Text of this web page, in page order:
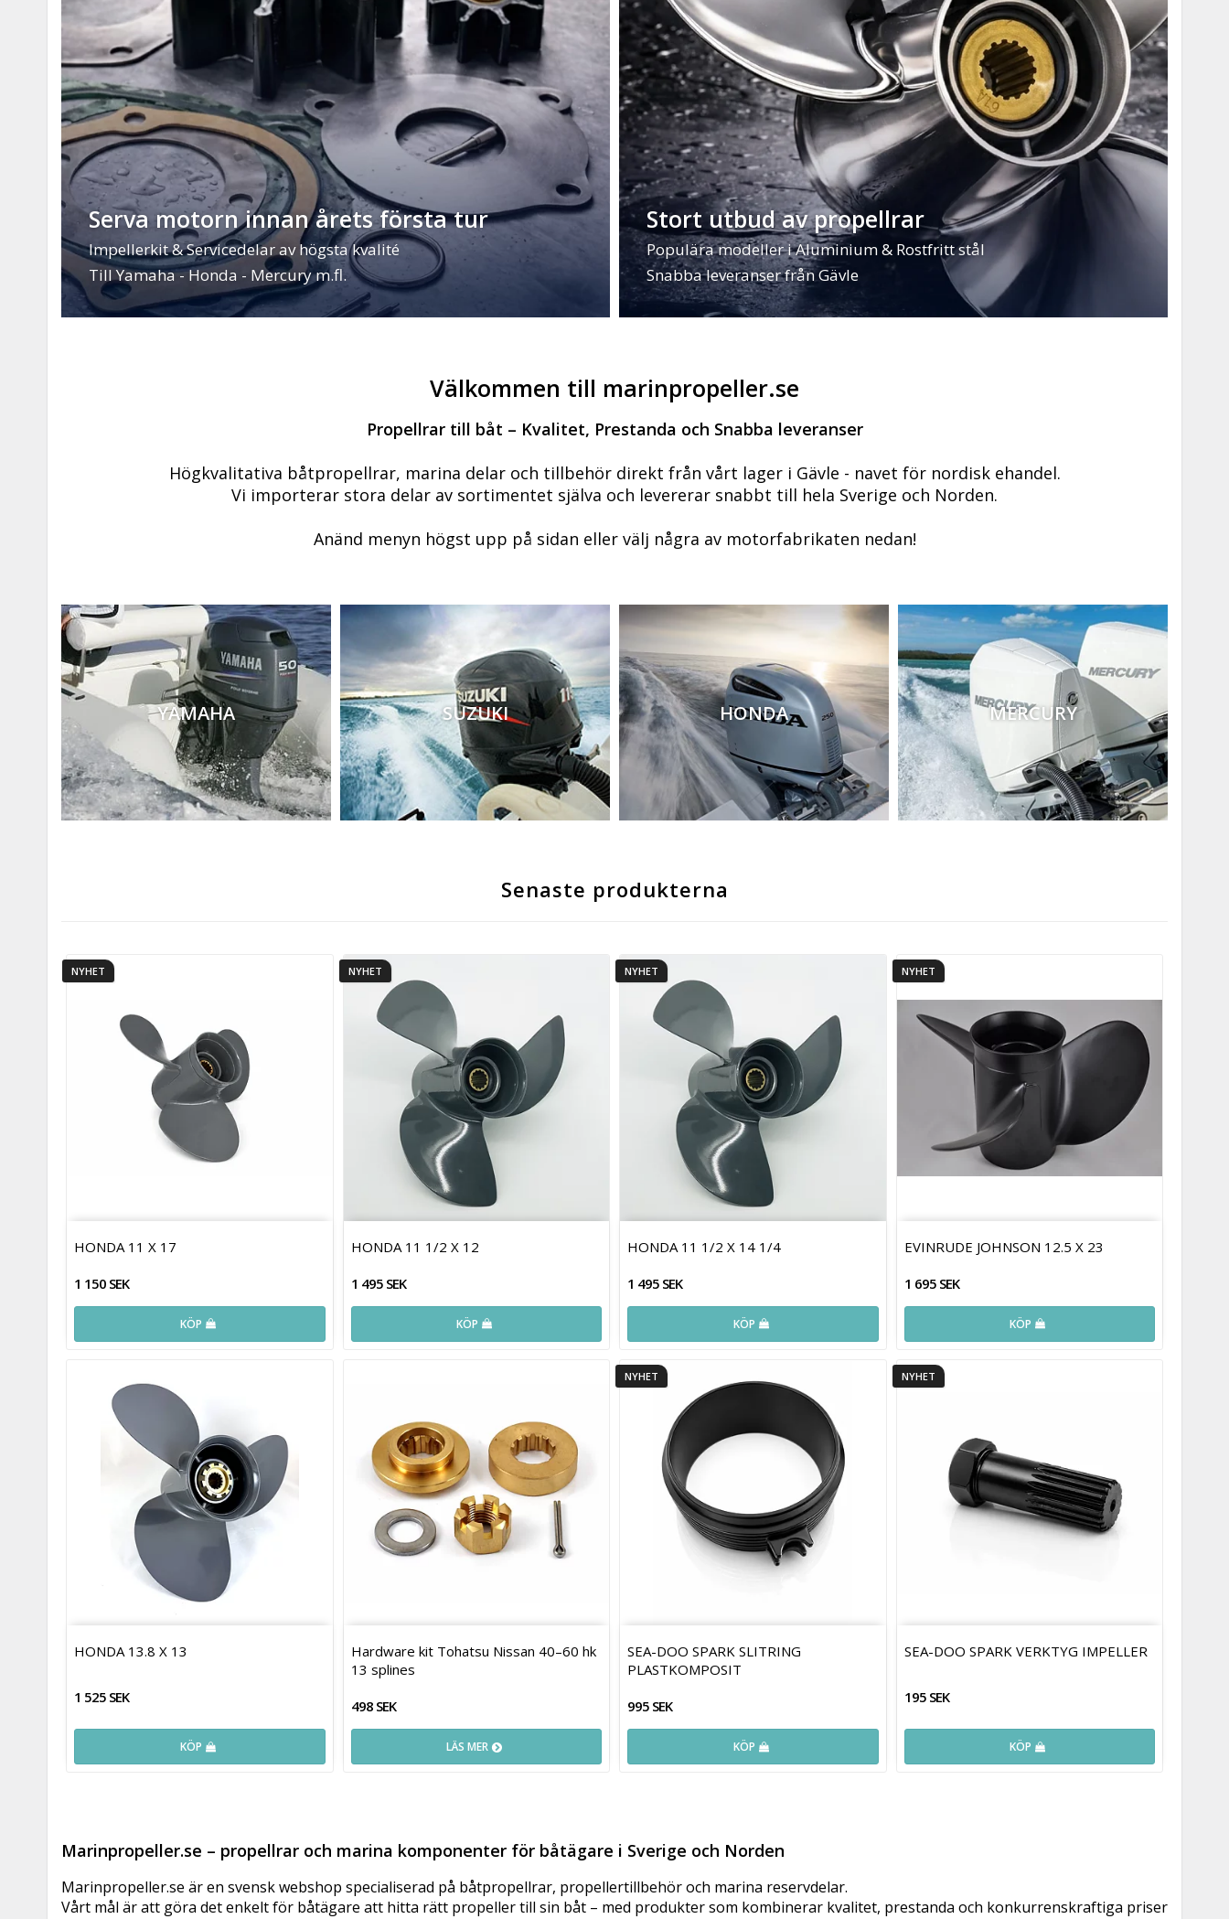
Serva motorn innan årets första tur
Impellerkit & Servicedelar av högsta kvalité
Till Yamaha - Honda - Mercury m.fl.
Stort utbud av propellrar
Populära modeller i Aluminium & Rostfritt stål
Snabba leveranser från Gävle
Välkommen till marinpropeller.se
Propellrar till båt – Kvalitet, Prestanda och Snabba leveranser
Högkvalitativa båtpropellrar, marina delar och tillbehör direkt från vårt lager i Gävle - navet för nordisk ehandel.
Vi importerar stora delar av sortimentet själva och levererar snabbt till hela Sverige och Norden.
Anänd menyn högst upp på sidan eller välj några av motorfabrikaten nedan!
YAMAHA SUZUKI HONDA MERCURY
Senaste produkterna
NYHET
HONDA 11 X 17
1 150 SEK
KÖP
NYHET
HONDA 11 1/2 X 12
1 495 SEK
KÖP
NYHET
HONDA 11 1/2 X 14 1/4
1 495 SEK
KÖP
NYHET
EVINRUDE JOHNSON 12.5 X 23
1 695 SEK
KÖP
HONDA 13.8 X 13
1 525 SEK
KÖP
Hardware kit Tohatsu Nissan 40–60 hk
13 splines
498 SEK
LÄS MER
NYHET
SEA-DOO SPARK SLITRING
PLASTKOMPOSIT
995 SEK
KÖP
NYHET
SEA-DOO SPARK VERKTYG IMPELLER
195 SEK
KÖP
Marinpropeller.se – propellrar och marina komponenter för båtägare i Sverige och Norden
Marinpropeller.se är en svensk webshop specialiserad på båtpropellrar, propellertillbehör och marina reservdelar.
Vårt mål är att göra det enkelt för båtägare att hitta rätt propeller till sin båt – med produkter som kombinerar kvalitet, prestanda och konkurrenskraftiga priser